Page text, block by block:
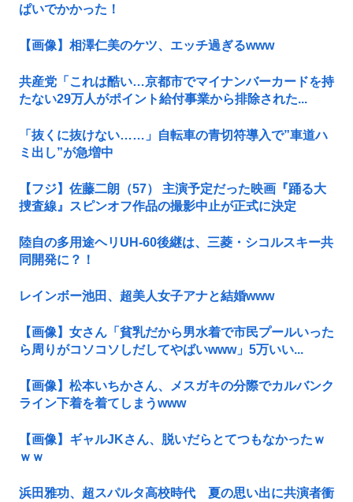
ぱいでかかった！
【画像】相澤仁美のケツ、エッチ過ぎるwww
共産党「これは酷い…京都市でマイナンバーカードを持
たない29万人がポイント給付事業から排除された...
「抜くに抜けない……」自転車の青切符導入で”車道ハ
ミ出し”が急増中
【フジ】佐藤二朗（57） 主演予定だった映画『踊る大
捜査線』スピンオフ作品の撮影中止が正式に決定
陸自の多用途ヘリUH-60後継は、三菱・シコルスキー共
同開発に？！
レインボー池田、超美人女子アナと結婚www
【画像】女さん「貧乳だから男水着で市民プールいった
ら周りがコソコソしだしてやばいwww」5万いい...
【画像】松本いちかさん、メスガキの分際でカルバンク
ライン下着を着てしまうwww
【画像】ギャルJKさん、脱いだらとてつもなかったｗ
ｗｗ
浜田雅功、超スパルタ高校時代 夏の思い出に共演者衝